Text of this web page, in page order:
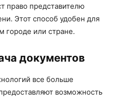
право представителю
Этот способ удобен для
городе или стране.
документов
все больше
возможность